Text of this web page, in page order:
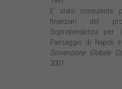
E' stato consulente
finanziari del
Soprintendenza
Paesaggio di Napoli
Sovvenzione Globale
2001.